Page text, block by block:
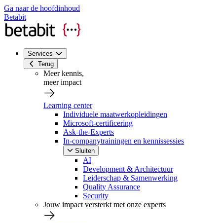
Ga naar de hoofdinhoud
Betabit
Services
Terug
Meer kennis,
meer impact
Learning center
Individuele maatwerkopleidingen
Microsoft-certificering
Ask-the-Experts
In-companytrainingen en kennissessies
Sluiten
AI
Development & Architectuur
Leiderschap & Samenwerking
Quality Assurance
Security
Jouw impact versterkt met onze experts